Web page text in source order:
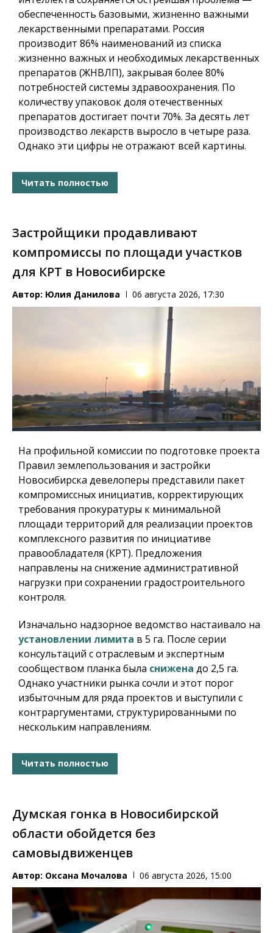
обеспеченность базовыми, жизненно важными
лекарственными препаратами. Россия
производит 86% наименований из списка
жизненно важных и необходимых лекарственных
препаратов (ЖНВЛП), закрывая более 80%
потребностей системы здравоохранения. По
количеству упаковок доля отечественных
препаратов достигает почти 70%. За десять лет
производство лекарств выросло в четыре раза.
Однако эти цифры не отражают всей картины.
Читать полностью
Застройщики продавливают
компромиссы по площади участков
для КРТ в Новосибирске
Автор: Юлия Данилова 06 августа 2026, 17:30
На профильной комиссии по подготовке проекта
Правил землепользования и застройки
Новосибирска девелоперы представили пакет
компромиссных инициатив, корректирующих
требования прокуратуры к минимальной
площади территорий для реализации проектов
комплексного развития по инициативе
правообладателя (КРТ). Предложения
направлены на снижение административной
нагрузки при сохранении градостроительного
контроля.
Изначально надзорное ведомство настаивало на
установлении лимита в 5 га. После серии
консультаций с отраслевым и экспертным
сообществом планка была снижена до 2,5 га.
Однако участники рынка сочли и этот порог
избыточным для ряда проектов и выступили с
контраргументами, структурированными по
нескольким направлениям.
Читать полностью
Думская гонка в Новосибирской
области обойдется без
самовыдвиженцев
Автор: Оксана Мочалова 06 августа 2026, 15:00